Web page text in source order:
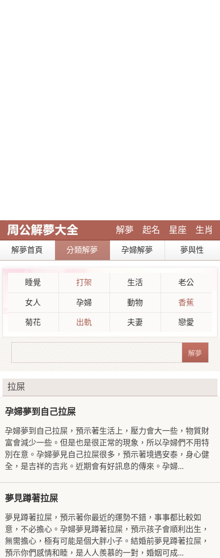
解夢 起名 星座 生肖
解夢首頁 分類解夢 孕婦解夢 夢與性
睡覺 打架 生活 老公
女人 孕婦 動物 香蕉
菊花 出軌 夫妻 戀愛
拉屎
孕婦夢到自己拉屎
孕婦夢到自己拉屎，預示著生活上，壓力會大一些，物質財
富會減少一些。但是也是很正常的現象，所以孕婦們不用特
別在意。孕婦夢見自己拉屎很多，預示著境遇安泰，身心健
全，是吉祥的吉兆。近期會有好訊息的傳來。孕婦...
夢見蹲著拉屎
夢見蹲著拉屎，預示著你最近的運勢不錯，事事都比較如
意，不必擔心。孕婦夢見蹲著拉屎，預示孩子會順利出生，
無需擔心，極有可能是個大胖小子。結婚前夢見蹲著拉屎，
預示你們感情和睦，是人人羨慕的一對，婚姻可成...